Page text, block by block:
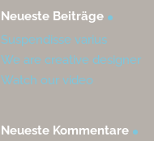
Neueste Beiträge
Suspendisse varius
We are creative designer
Watch our video
Neueste Kommentare